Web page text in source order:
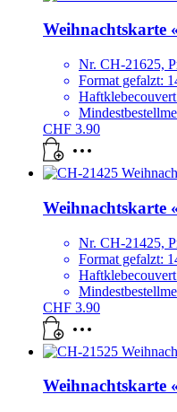
Weihnachtskarte
Nr. CH-21625,
Format gefalzt:
CHF 3.90
Weihnachtskarte
Nr. CH-21425,
Format gefalzt:
CHF 3.90
Weihnachtskarte